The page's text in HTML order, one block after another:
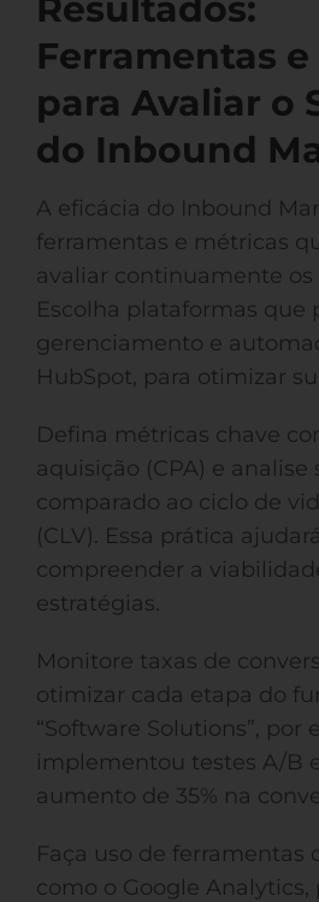
Resultados:
Ferramentas
para Avaliar o
do Inbound
A eficácia do Inbound
ferramentas e métricas
avaliar continuamente os
Escolha plataformas que
gerenciamento e
HubSpot, para otimizar
Defina métricas chave
aquisição (CPA) e analise
comparado ao ciclo de
(CLV). Essa prática
compreender a
estratégias.
Monitore taxas de
otimizar cada etapa do
“Software Solutions”, por
implementou testes A/B
aumento de 35% na
Faça uso de ferramentas
como o Google Analytics,